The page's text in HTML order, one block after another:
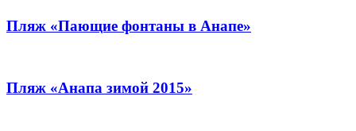
Пляж «Пающие фонтаны в Анапе»
Пляж «Анапа зимой 2015»